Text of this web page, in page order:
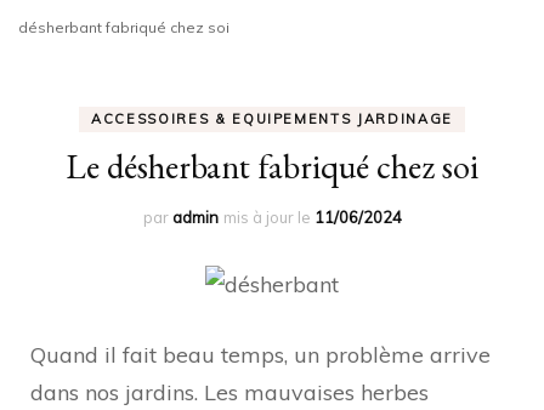
désherbant fabriqué chez soi
ACCESSOIRES & EQUIPEMENTS JARDINAGE
Le désherbant fabriqué chez soi
paradmin mis à jour le 11/06/2024
Quand il fait beau temps, un problème arrive
dans nos jardins. Les mauvaises herbes